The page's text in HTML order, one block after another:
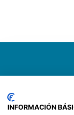
INFORMACIÓN